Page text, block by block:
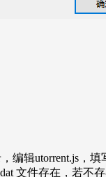
编辑utorrent.js，
文件存在，若不